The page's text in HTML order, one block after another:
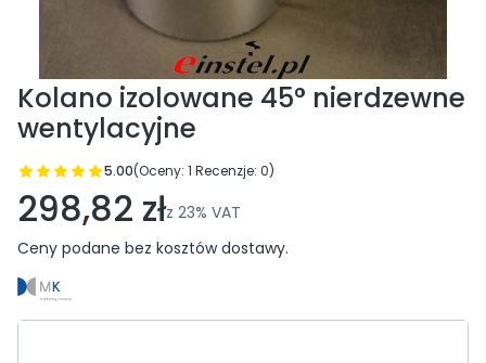
Kolano izolowane 45° nierdzewne
wentylacyjne
5.00(Oceny: 1 Recenzje: 0)
Przejdź do sekcji Opinie
298,82 złz 23% VAT
Ceny podane bez kosztów dostawy.